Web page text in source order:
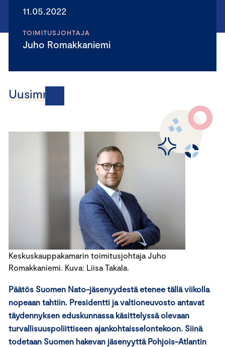
11.05.2022
TOIMITUSJOHTAJA
Juho Romakkaniemi
Uusimmat
Keskuskauppakamarin toimitusjohtaja Juho
Romakkaniemi. Kuva: Liisa Takala.
Päätös Suomen Nato-jäsenyydestä etenee tällä viikolla
nopeaan tahtiin. Presidentti ja valtioneuvosto antavat
täydennyksen eduskunnassa käsittelyssä olevaan
turvallisuuspoliittiseen ajankohtaisselontekoon. Siinä
todetaan Suomen hakevan jäsenyyttä Pohjois-Atlantin